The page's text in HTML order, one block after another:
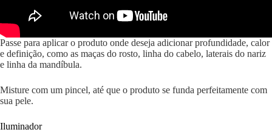
Passe para aplicar o produto onde deseja adicionar profundidade, calor
e definição, como as maças do rosto, linha do cabelo, laterais do nariz
e linha da mandíbula.
Misture com um pincel, até que o produto se funda perfeitamente com
sua pele.
Iluminador